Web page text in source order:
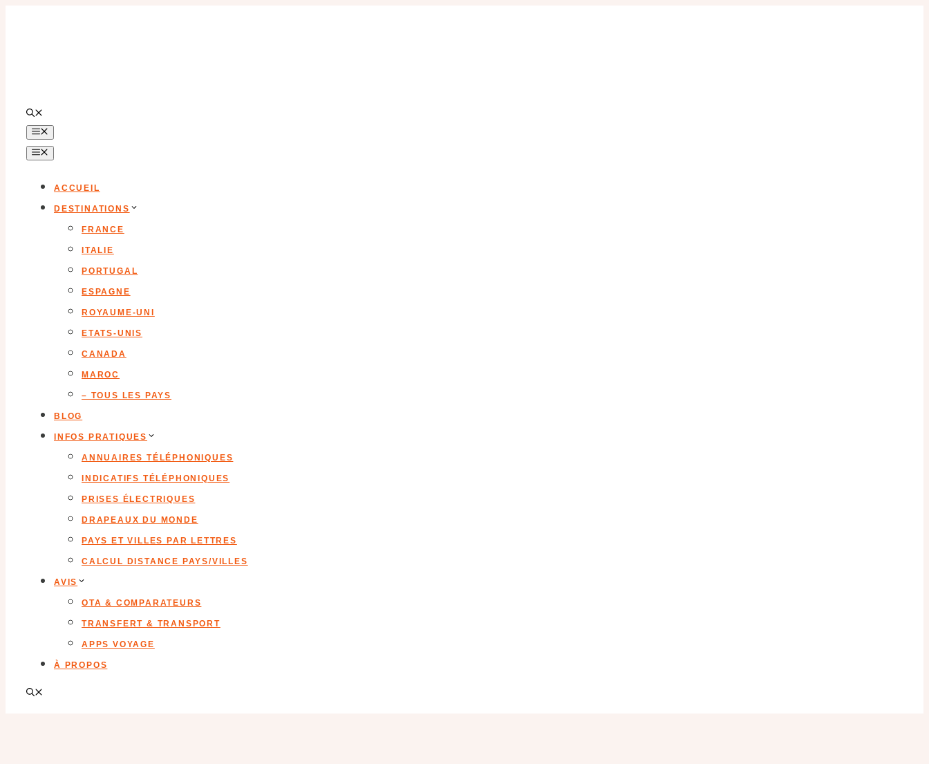
ACCUEIL
DESTINATIONS
FRANCE
ITALIE
PORTUGAL
ESPAGNE
ROYAUME-UNI
ETATS-UNIS
CANADA
MAROC
– TOUS LES PAYS
BLOG
INFOS PRATIQUES
ANNUAIRES TÉLÉPHONIQUES
INDICATIFS TÉLÉPHONIQUES
PRISES ÉLECTRIQUES
DRAPEAUX DU MONDE
PAYS ET VILLES PAR LETTRES
CALCUL DISTANCE PAYS/VILLES
AVIS
OTA & COMPARATEURS
TRANSFERT & TRANSPORT
APPS VOYAGE
À PROPOS